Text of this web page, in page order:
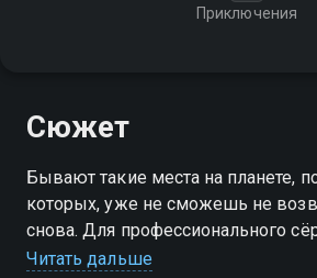
Приключения
Сюжет
Бывают такие места на планете,
которых, уже не сможешь не
снова. Для профессионального
Малкоя такое место - Аляска. Кто
Читать дальше